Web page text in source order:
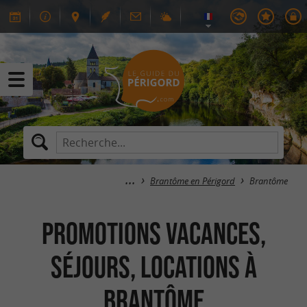
Brantôme en Périgord Brantôme
Promotions Vacances,
Séjours, Locations à
Brantôme